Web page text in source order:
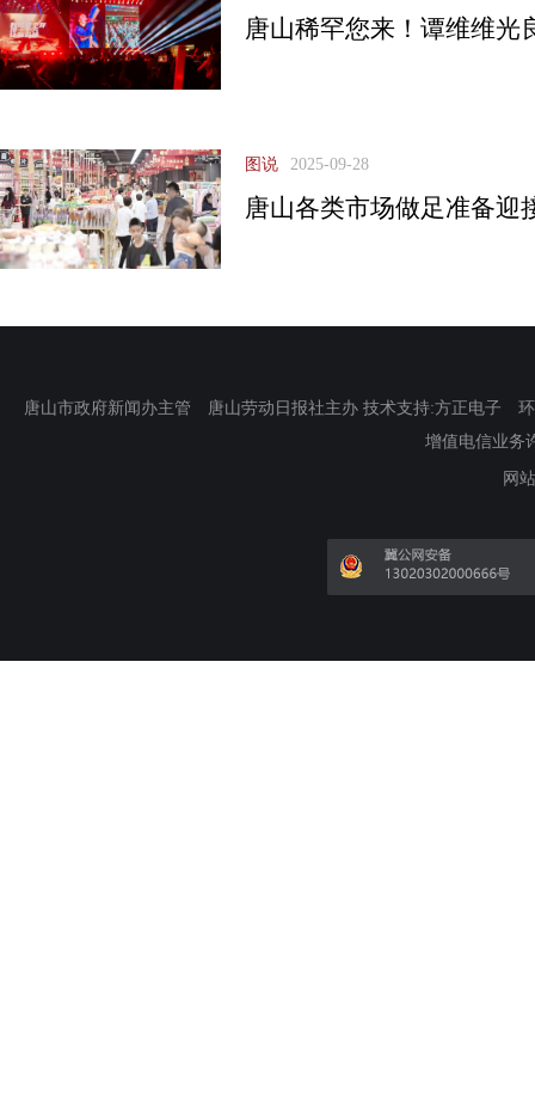
唐山稀罕您来！谭维维光
图说 2025-09-28
唐山各类市场做足准备迎
唐山市政府新闻办主管 唐山劳动日报社主办 技术支持:方正电子
增值电信业务
网